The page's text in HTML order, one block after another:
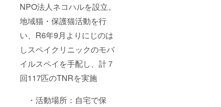
NPO法人ネコハルを設立。
地域猫・保護猫活動を行
い、R6年9月よりにじのは
しスペイクリニックのモバ
イルスペイを手配し、計７
回117匹のTNRを実施
・活動場所：自宅で保